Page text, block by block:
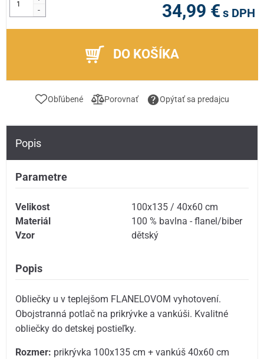
-
34,99 € s DPH
DO KOŠÍKA
Obľúbené Porovnať Opýtať sa predajcu
Popis
Parametre
Velikost
100x135 / 40x60 cm
Materiál
100 % bavlna - flanel/biber
Vzor
dětský
Popis
Obliečky u v teplejšom FLANELOVOM vyhotovení.
Obojstranná potlač na prikrývke a vankúši. Kvalitné
obliečky do detskej postieľky.
Rozmer: prikrývka 100x135 cm + vankúš 40x60 cm